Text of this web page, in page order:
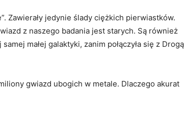
Zawierały jedynie ślady ciężkich pierwiastków.
z naszego badania jest starych. Są również
małej galaktyki, zanim połączyła się z Drogą
gwiazd ubogich w metale. Dlaczego akurat